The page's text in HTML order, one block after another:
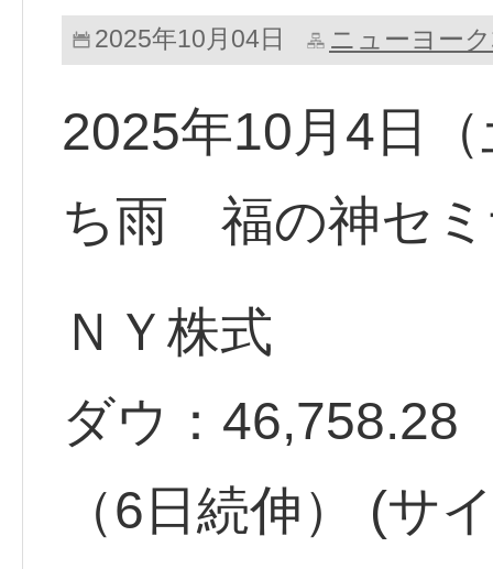
2025年10月04日 ニューヨー
2025年10月4日
ち雨 福の神セミ
ＮＹ株式
ダウ：
（6日続伸） (サ